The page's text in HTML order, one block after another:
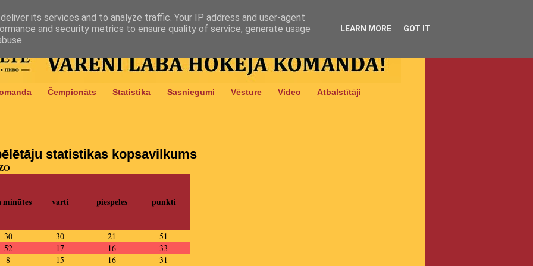
Čempionāts Statistika Sasniegumi Vēsture Video
Atbalstītāji
statistikas kopsavilkums
minūtes vārti piespēles punkti
30 30 21
51
52 17 16
33
8 15 16
31
its services and to analyze traffic. Your IP address and user-agent
and security metrics to ensure quality of service, generate usage
LEARN MORE GOT IT